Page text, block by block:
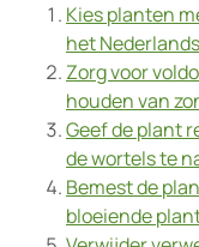
Kies planten
het
Zorg voor
houden van
Geef de plant
de wortels te
Bemest de
bloeiende